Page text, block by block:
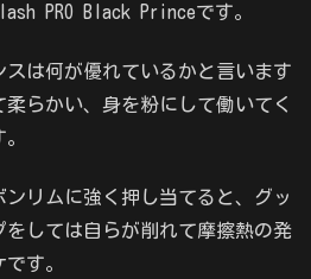
PRO Black Princeです。
スは何が優れているかと言います
らかい、身を粉にして働いてく
リムに強く押し当てると、グッ
をしては自らが削れて摩擦熱の発
す。